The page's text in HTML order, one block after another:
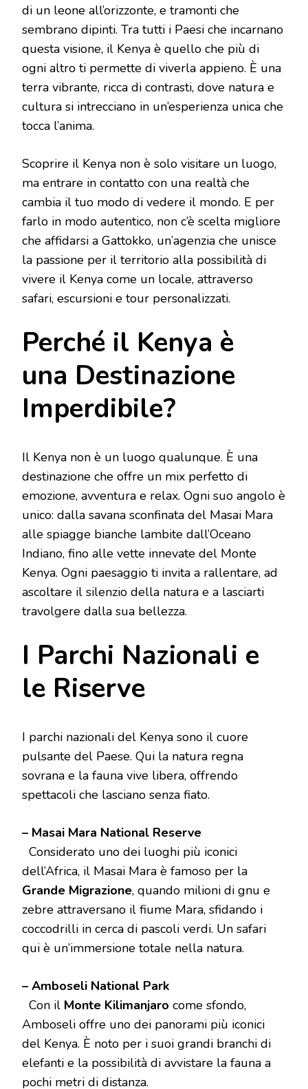
di un leone all’orizzonte, e tramonti che
sembrano dipinti. Tra tutti i Paesi che incarnano
questa visione, il Kenya è quello che più di
ogni altro ti permette di viverla appieno. È una
terra vibrante, ricca di contrasti, dove natura e
cultura si intrecciano in un’esperienza unica che
tocca l’anima.
Scoprire il Kenya non è solo visitare un luogo,
ma entrare in contatto con una realtà che
cambia il tuo modo di vedere il mondo. E per
farlo in modo autentico, non c’è scelta migliore
che affidarsi a Gattokko, un’agenzia che unisce
la passione per il territorio alla possibilità di
vivere il Kenya come un locale, attraverso
safari, escursioni e tour personalizzati.
Perché il Kenya è
una Destinazione
Imperdibile?
Il Kenya non è un luogo qualunque. È una
destinazione che offre un mix perfetto di
emozione, avventura e relax. Ogni suo angolo è
unico: dalla savana sconfinata del Masai Mara
alle spiagge bianche lambite dall’Oceano
Indiano, fino alle vette innevate del Monte
Kenya. Ogni paesaggio ti invita a rallentare, ad
ascoltare il silenzio della natura e a lasciarti
travolgere dalla sua bellezza.
I Parchi Nazionali e
le Riserve
I parchi nazionali del Kenya sono il cuore
pulsante del Paese. Qui la natura regna
sovrana e la fauna vive libera, offrendo
spettacoli che lasciano senza fiato.
– Masai Mara National Reserve
Considerato uno dei luoghi più iconici
dell’Africa, il Masai Mara è famoso per la
Grande Migrazione, quando milioni di gnu e
zebre attraversano il fiume Mara, sfidando i
coccodrilli in cerca di pascoli verdi. Un safari
qui è un’immersione totale nella natura.
– Amboseli National Park
Con il Monte Kilimanjaro come sfondo,
Amboseli offre uno dei panorami più iconici
del Kenya. È noto per i suoi grandi branchi di
elefanti e la possibilità di avvistare la fauna a
pochi metri di distanza.